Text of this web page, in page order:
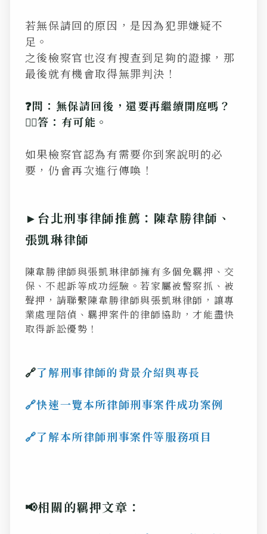
若無保請回的原因，是因為犯罪嫌疑不
足。
之後檢察官也沒有搜查到足夠的證據，那
最後就有機會取得無罪判決！
❓問：無保請回後，還要再繼續開庭嗎？
💁‍♂️答：有可能。
如果檢察官認為有需要你到案說明的必
要，仍會再次進行傳喚！
►台北刑事律師推薦：陳韋勝律師、
張凱琳律師
陳韋勝律師與張凱琳律師擁有多個免羈押、交
保、不起訴等成功經驗。若家屬被警察抓、被
聲押，請聯繫陳韋勝律師與張凱琳律師，讓專
業處理陪偵、羈押案件的律師協助，才能盡快
取得訴訟優勢！
🔗了解刑事律師的背景介紹與專長
🔗快速一覽本所律師刑事案件成功案例
🔗了解本所律師刑事案件等服務項目
📢相關的羈押文章：